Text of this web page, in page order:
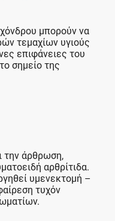
μπορούν να
τεμαχίων υγιούς
επιφάνειες του
σημείο της
την άρθρωση,
αρθρίτιδα.
υμενεκτομή –
τυχόν